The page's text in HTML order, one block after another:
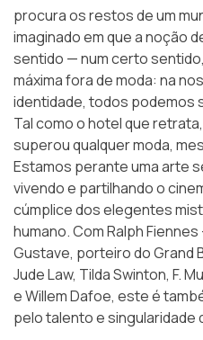
procura os restos de um
imaginado em que a noção
sentido — num certo
máxima fora de moda: na
identidade, todos podemos
Tal como o hotel que
superou qualquer moda,
Estamos perante uma arte
vivendo e partilhando o
cúmplice dos elegentes
humano. Com Ralph
Gustave, porteiro do Grand
Jude Law, Tilda Swinton, F.
e Willem Dafoe, este é
pelo talento e singularidade